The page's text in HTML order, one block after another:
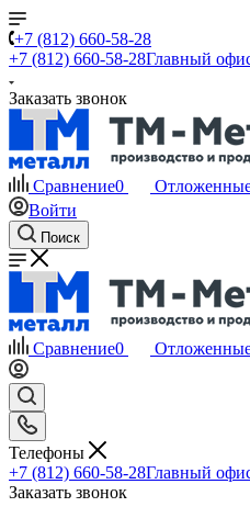
+7 (812) 660-58-28
+7 (812) 660-58-28Главный
Заказать звонок
Сравнение0
Войти
Поиск
Сравнение0
Телефоны
+7 (812) 660-58-28Главный
Заказать звонок